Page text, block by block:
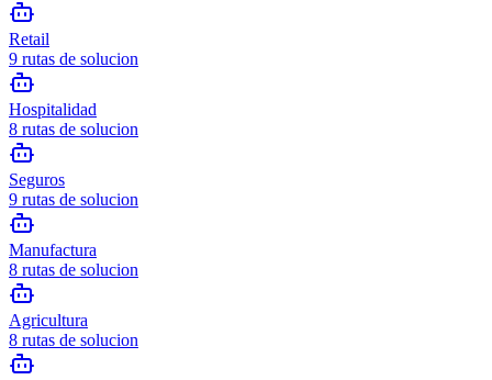
Retail
9 rutas de solucion
Hospitalidad
8 rutas de solucion
Seguros
9 rutas de solucion
Manufactura
8 rutas de solucion
Agricultura
8 rutas de solucion